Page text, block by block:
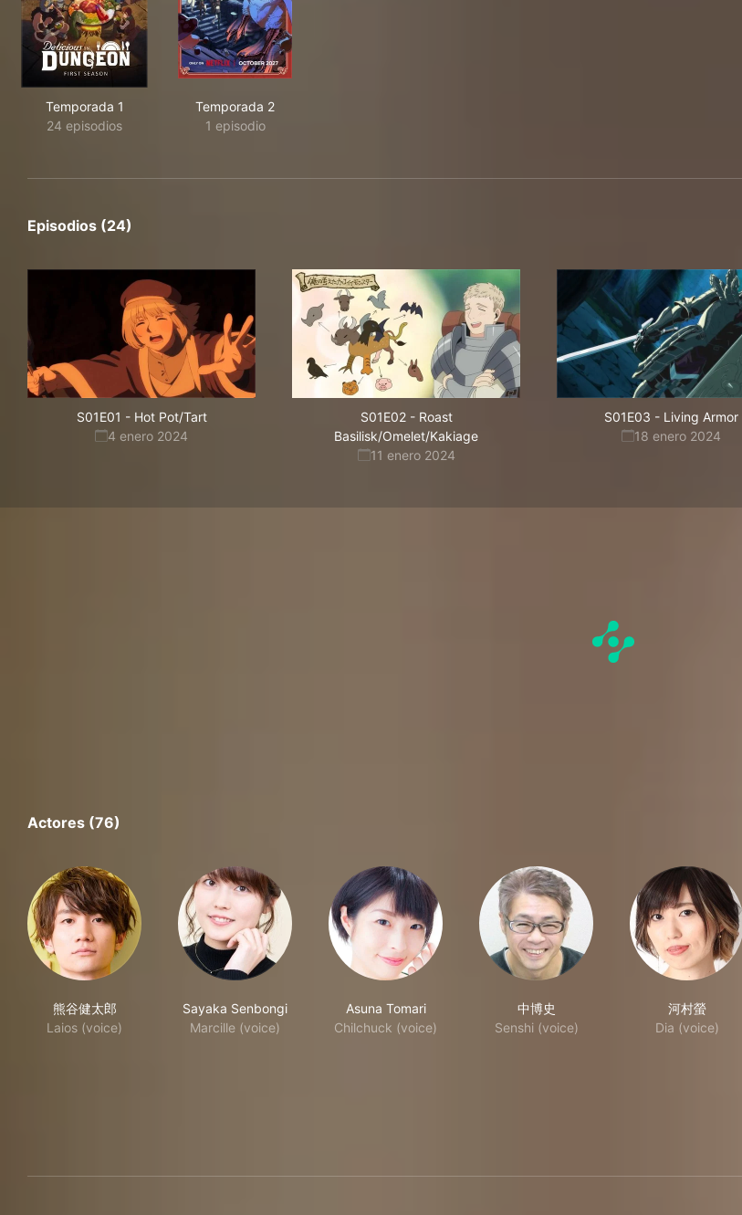
Temporada 1
24 episodios
Temporada 2
1 episodio
Episodios (24)
S01E01 - Hot Pot/Tart
4 enero 2024
S01E02- Roast
Basilisk/Omelet/Kakiage
11 enero 2024
S01E03 - Living Armor
18 enero 2024
Actores (76)
熊谷健太郎
Laios (voice)
Sayaka Senbongi
Marcille (voice)
Asuna Tomari
Chilchuck (voice)
中博史
Senshi (voice)
河村螢
Dia (voice)